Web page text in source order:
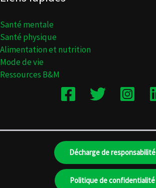
Santé mentale
Santé physique
Alimentation et nutrition
Mode de vie
Ressources B&M
Décharge de responsabilité
Politique de confidentialité